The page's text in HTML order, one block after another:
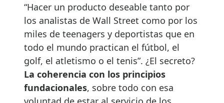
“Hacer un producto deseable tanto por
los analistas de Wall Street como por los
miles de teenagers y deportistas que en
todo el mundo practican el fútbol, el
golf, el atletismo o el tenis”. ¿El secreto?
La coherencia con los principios
fundacionales, sobre todo con esa